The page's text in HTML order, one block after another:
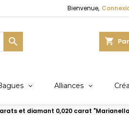
Bienvenue,
shopping_cart

Alliances
et diamant 0,020 carat